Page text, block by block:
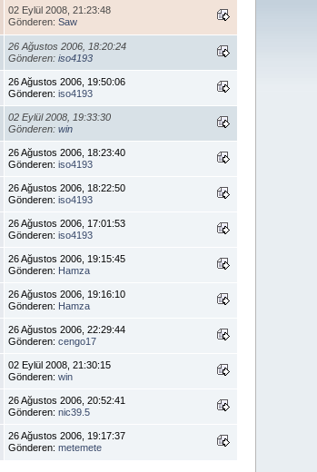
02 Eylül 2008, 21:23:48
Gönderen:Saw
26 Ağustos 2006, 18:20:24
Gönderen:iso4193
26 Ağustos 2006, 19:50:06
Gönderen:iso4193
02 Eylül 2008, 19:33:30
Gönderen:win
26 Ağustos 2006, 18:23:40
Gönderen:iso4193
26 Ağustos 2006, 18:22:50
Gönderen:iso4193
26 Ağustos 2006, 17:01:53
Gönderen:iso4193
26 Ağustos 2006, 19:15:45
Gönderen: Hamza
26 Ağustos 2006, 19:16:10
Gönderen: Hamza
26 Ağustos 2006, 22:29:44
Gönderen:cengo17
02 Eylül 2008, 21:30:15
Gönderen:win
26 Ağustos 2006, 20:52:41
Gönderen:nic39.5
26 Ağustos 2006, 19:17:37
Gönderen:metemete